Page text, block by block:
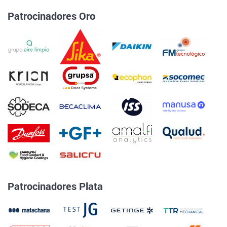
Patrocinadores Oro
Patrocinadores Plata